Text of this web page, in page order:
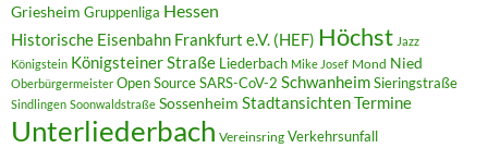
Griesheim Gruppenliga Hessen
Historische Eisenbahn Frankfurt e.V. (HEF) Höchst Jazz
Königstein Königsteiner Straße Liederbach Mike Josef Mond Nied
Oberbürgermeister Open SourceSARS-CoV-2 SchwanheimSieringstraße
Sindlingen Soonwaldstraße Sossenheim StadtansichtenTermine
Unterliederbach Vereinsring Verkehrsunfall